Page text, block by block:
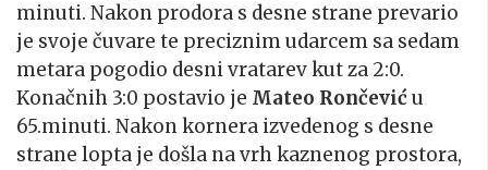
minuti. Nakon prodora s desne strane prevario
je svoje čuvare te preciznim udarcem sa sedam
metara pogodio desni vratarev kut za 2:0.
Konačnih 3:0 postavio je Mateo Rončeviću
65.minuti. Nakon kornera izvedenog s desne
strane lopta je došla na vrh kaznenog prostora,